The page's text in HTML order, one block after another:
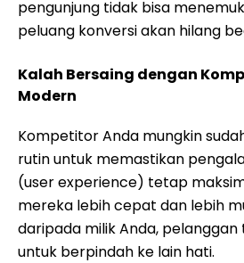
pengunjung tidak bisa
peluang konversi akan hilang
Kalah Bersaing dengan
Modern
Kompetitor Anda mungkin
rutin untuk memastikan
(user experience) tetap
mereka lebih cepat dan lebih
daripada milik Anda,
untuk berpindah ke lain hati.